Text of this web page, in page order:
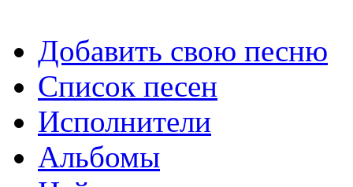
Добавить свою песню
Список песен
Исполнители
Альбомы